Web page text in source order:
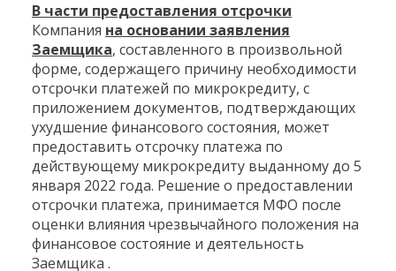
В части предоставления отсрочки
Компания на основании заявления
Заемщика, составленного в произвольной
форме, содержащего причину необходимости
отсрочки платежей по микрокредиту, с
приложением документов, подтверждающих
ухудшение финансового состояния, может
предоставить отсрочку платежа по
действующему микрокредиту выданному до 5
января 2022 года. Решение о предоставлении
отсрочки платежа, принимается МФО после
оценки влияния чрезвычайного положения на
финансовое состояние и деятельность
Заемщика .